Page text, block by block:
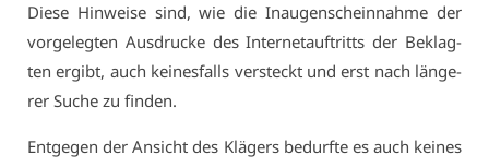
Die­se Hin­wei­se sind, wie die In­au­gen­schein­nah­me der
vor­ge­leg­ten Aus­dru­cke des In­ter­net­auf­tritts der Be­klag­
ten er­gibt, auch kei­nes­falls ver­steckt und erst nach län­ge­
rer Su­che zu fin­den.
Ent­ge­gen der An­sicht des Klä­gers be­durf­te es auch kei­nes